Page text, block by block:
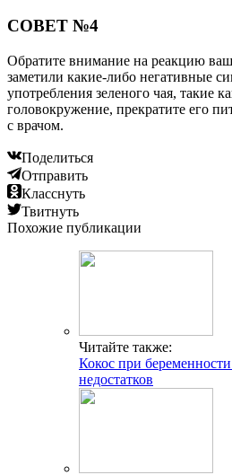
СОВЕТ №4
Обратите внимание на реакцию
заметили какие-либо негативные
употребления зеленого чая, такие
головокружение, прекратите его
с врачом.
Поделиться
Отправить
Класснуть
Твитнуть
Похожие публикации
Читайте также:
Кокос при
недостатков